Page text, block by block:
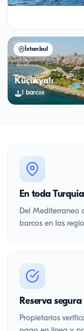
İstanbul
Küçükyalı
1 barcos
En toda Turquia
Del Mediterraneo
barcos en las
Reserva segura
Propietarios